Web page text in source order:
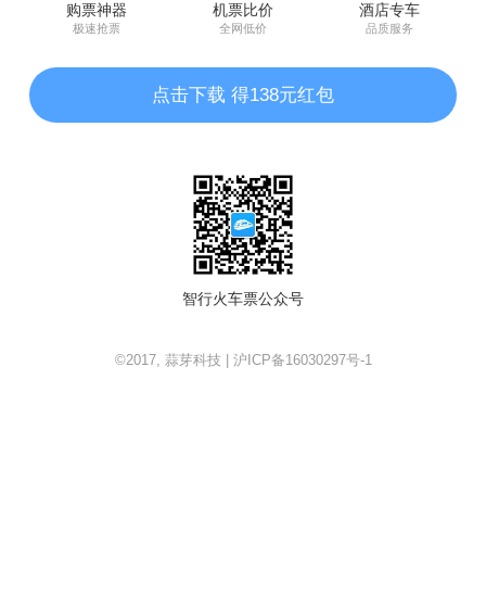
购票神器
极速抢票
机票比价
全网低价
酒店专车
品质服务
点击下载 得138元红包
智行火车票公众号
©2017, 蒜芽科技 | 沪ICP备16030297号-1